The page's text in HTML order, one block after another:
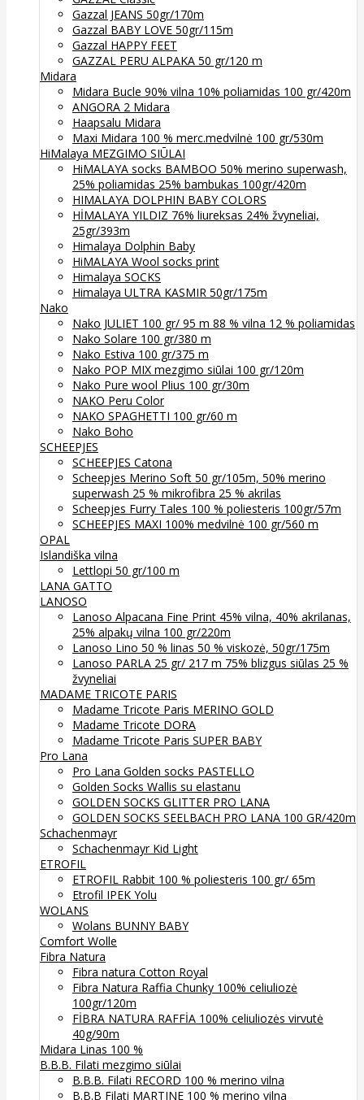
Gazzal JEANS 50gr/170m
Gazzal BABY LOVE 50gr/115m
Gazzal HAPPY FEET
GAZZAL PERU ALPAKA 50 gr/120 m
Midara
Midara Bucle 90% vilna 10% poliamidas 100 gr/420m
ANGORA 2 Midara
Haapsalu Midara
Maxi Midara 100 % merc.medvilnė 100 gr/530m
HiMalaya MEZGIMO SIŪLAI
HiMALAYA socks BAMBOO 50% merino superwash,
25% poliamidas 25% bambukas 100gr/420m
HIMALAYA DOLPHIN BABY COLORS
HİMALAYA YILDIZ 76% liureksas 24% žvyneliai,
25gr/393m
Himalaya Dolphin Baby
HiMALAYA Wool socks print
Himalaya SOCKS
Himalaya ULTRA KASMIR 50gr/175m
Nako
Nako JULIET 100 gr/ 95 m 88 % vilna 12 % poliamidas
Nako Solare 100 gr/380 m
Nako Estiva 100 gr/375 m
Nako POP MIX mezgimo siūlai 100 gr/120m
Nako Pure wool Plius 100 gr/30m
NAKO Peru Color
NAKO SPAGHETTI 100 gr/60 m
Nako Boho
SCHEEPJES
SCHEEPJES Catona
Scheepjes Merino Soft 50 gr/105m, 50% merino
superwash 25 % mikrofibra 25 % akrilas
Scheepjes Furry Tales 100 % poliesteris 100gr/57m
SCHEEPJES MAXI 100% medvilnė 100 gr/560 m
OPAL
Islandiška vilna
Lettlopi 50 gr/100 m
LANA GATTO
LANOSO
Lanoso Alpacana Fine Print 45% vilna, 40% akrilanas,
25% alpakų vilna 100 gr/220m
Lanoso Lino 50 % linas 50 % viskozė, 50gr/175m
Lanoso PARLA 25 gr/ 217 m 75% blizgus siūlas 25 %
žvyneliai
MADAME TRICOTE PARIS
Madame Tricote Paris MERINO GOLD
Madame Tricote DORA
Madame Tricote Paris SUPER BABY
Pro Lana
Pro Lana Golden socks PASTELLO
Golden Socks Wallis su elastanu
GOLDEN SOCKS GLITTER PRO LANA
GOLDEN SOCKS SEELBACH PRO LANA 100 GR/420m
Schachenmayr
Schachenmayr Kid Light
ETROFIL
ETROFIL Rabbit 100 % poliesteris 100 gr/ 65m
Etrofil IPEK Yolu
WOLANS
Wolans BUNNY BABY
Comfort Wolle
Fibra Natura
Fibra natura Cotton Royal
Fibra Natura Raffia Chunky 100% celiuliozė
100gr/120m
FİBRA NATURA RAFFİA 100% celiuliozės virvutė
40g/90m
Midara Linas 100 %
B.B.B. Filati mezgimo siūlai
B.B.B. Filati RECORD 100 % merino vilna
B.B.B Filati MARTINE 100 % merino vilna